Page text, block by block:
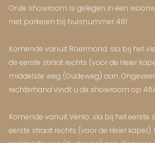
Onze showroom is gelegen in een
niet parkeren bij huisnummer 46!
Komende vanuit Roermond: sla bij het
de eerste straat rechts (voor de Heier
middelste weg (Oudeweg) aan.
rechterhand vindt u de showroom op
Komende vanuit Venlo: sla bij het eerste
eerste straat rechts (voor de Heier